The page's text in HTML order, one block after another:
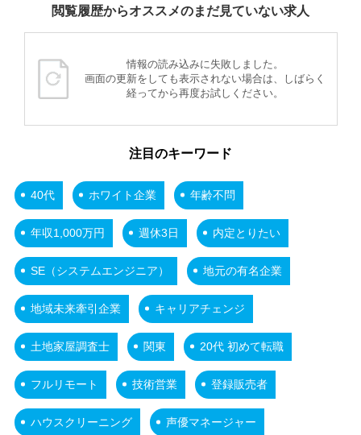
閲覧履歴からオススメのまだ見ていない求人
情報の読み込みに失敗しました。
画面の更新をしても表示されない場合は、しばらく
経ってから再度お試しください。
注目のキーワード
40代 ホワイト企業 年齢不問
年収1,000万円 週休3日 内定とりたい
SE（システムエンジニア） 地元の有名企業
地域未来牽引企業 キャリアチェンジ
土地家屋調査士 関東 20代 初めて転職
フルリモート 技術営業 登録販売者
ハウスクリーニング 声優マネージャー